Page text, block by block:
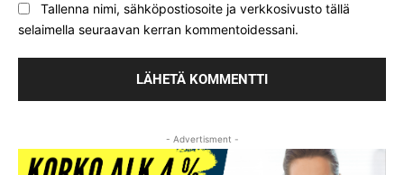
Tallenna nimi, sähköpostiosoite ja verkkosivusto tällä
selaimella seuraavan kerran kommentoidessani.
- Advertisment -